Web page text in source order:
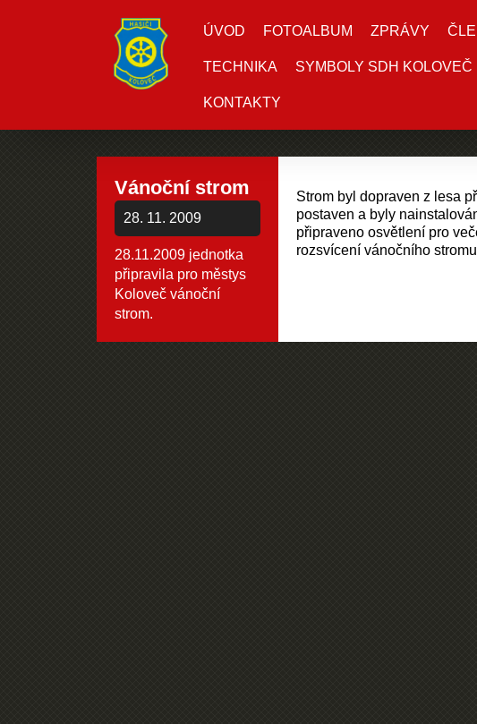
ÚVOD FOTOALBUM ZPRÁVY
TECHNIKA SYMBOLY SDH KOLOVEČ
KONTAKTY
Vánoční strom
28. 11. 2009
28.11.2009 jednotka
připravila pro městys
Koloveč vánoční
strom.
Strom byl dopraven z lesa
postaven a byly
připraveno osvětlení pro
rozsvícení vánočního